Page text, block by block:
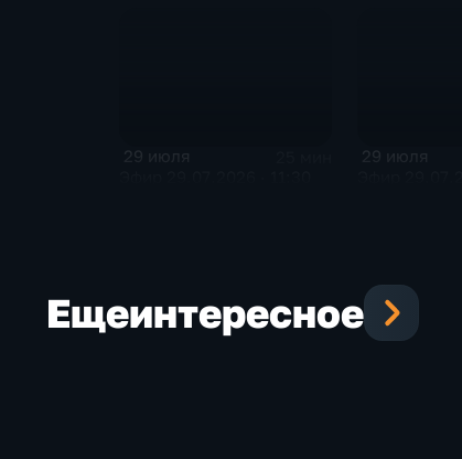
29 июля 29 июля
Ещеинтересное